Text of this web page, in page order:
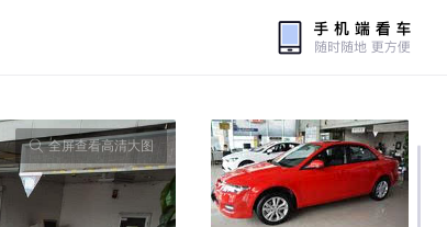
全屏查看高清大图